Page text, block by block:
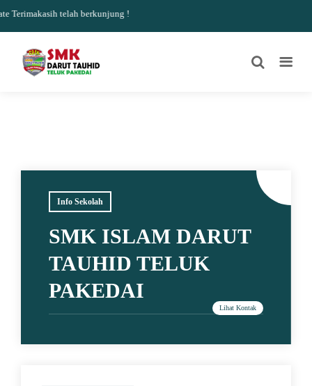
telah berkunjung !
Info Sekolah
SMK ISLAM DARUT
TAUHID TELUK
PAKEDAI